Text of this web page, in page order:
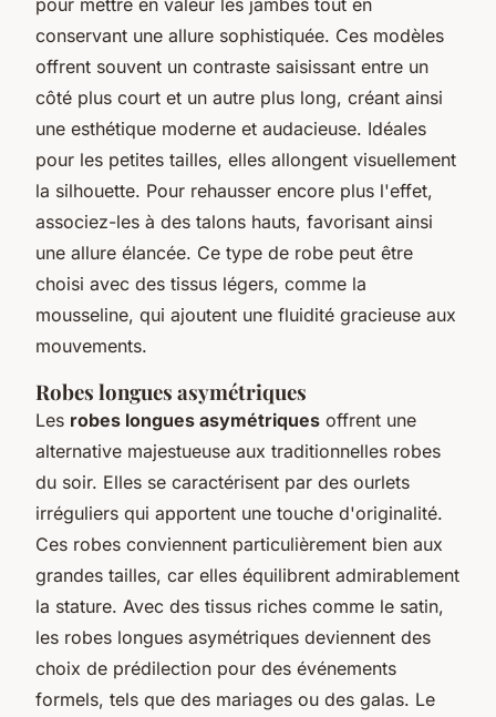
conservant une allure sophistiquée. Ces modèles
offrent souvent un contraste saisissant entre un
côté plus court et un autre plus long, créant ainsi
une esthétique moderne et audacieuse. Idéales
pour les petites tailles, elles allongent visuellement
la silhouette. Pour rehausser encore plus l'effet,
associez-les à des talons hauts, favorisant ainsi
une allure élancée. Ce type de robe peut être
choisi avec des tissus légers, comme la
mousseline, qui ajoutent une fluidité gracieuse aux
mouvements.
Robes longues asymétriques
Les robes longues asymétriques offrent une
alternative majestueuse aux traditionnelles robes
du soir. Elles se caractérisent par des ourlets
irréguliers qui apportent une touche d'originalité.
Ces robes conviennent particulièrement bien aux
grandes tailles, car elles équilibrent admirablement
la stature. Avec des tissus riches comme le satin,
les robes longues asymétriques deviennent des
choix de prédilection pour des événements
formels, tels que des mariages ou des galas. Le